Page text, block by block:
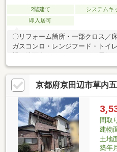
2階建て システムキ
即入居可
〇リフォーム箇所・一部クロス／
ガスコンロ・レンジフード・トイ
ウスクリーニング
京都府京田辺市草内
間取
建物
土地
築年